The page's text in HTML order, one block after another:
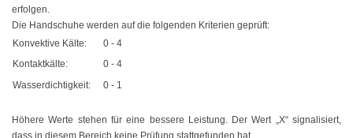
Kabelbinder flammenbeständig
Doppelbinder mit Drehgelenk
Easy-Cut Kabelbinder
erfolgen.
Die Handschuhe werden auf die folgenden Kriterien geprüft:
Konvektive Kälte:
0 - 4
Kontaktkälte:
0 - 4
Wasserdichtigkeit:
0 - 1
Höhere Werte stehen für eine bessere Leistung. Der Wert „X“ signalisiert,
dass in diesem Bereich keine Prüfung stattgefunden hat.